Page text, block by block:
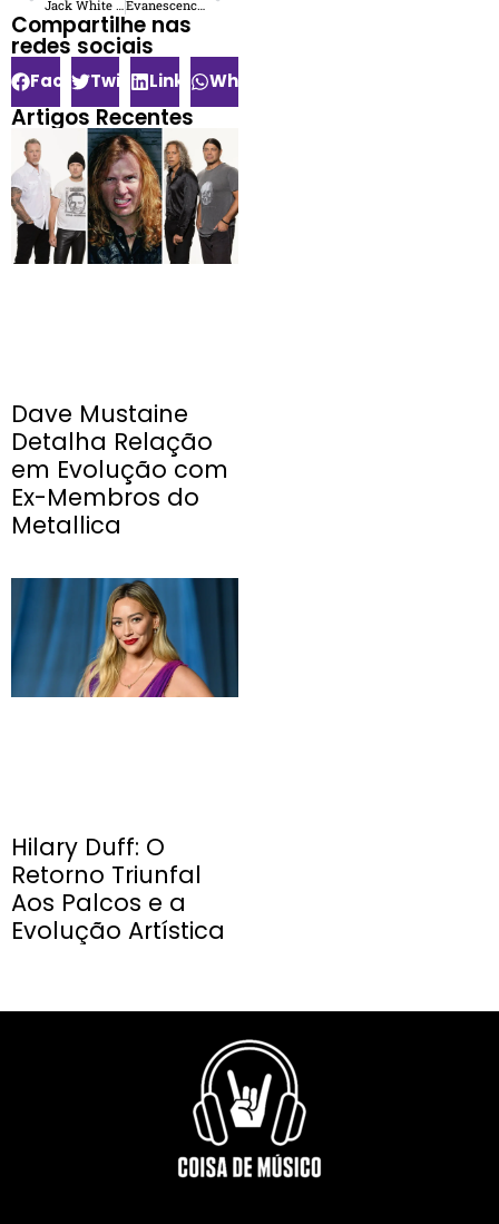
Jack White critica Trump duramente após morte de Rob Reiner: “Vergonha!” Evanescence Confirma Novo Álbum Para 2026 e Anuncia Turnê Mundial
Compartilhe nas
redes sociais​
FacebookTwitterLinkedInWhatsApp
Artigos Recentes
Dave Mustaine
Detalha Relação
em Evolução com
Ex-Membros do
Metallica
Hilary Duff: O
Retorno Triunfal
Aos Palcos e a
Evolução Artística